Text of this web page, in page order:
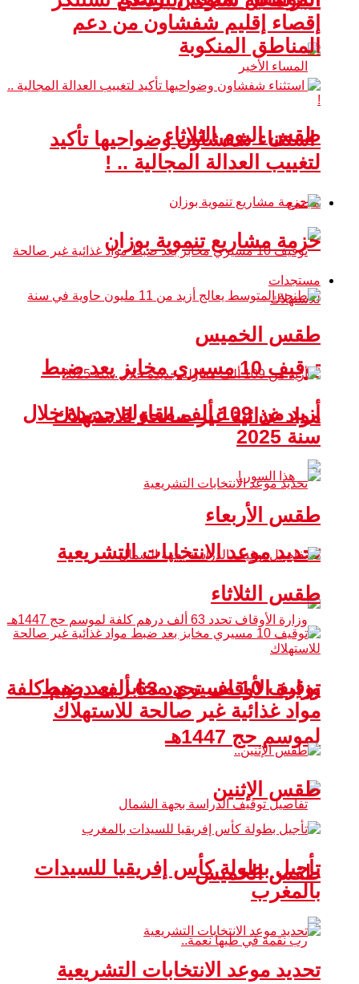
طقس اليوم الثلاثاء
مجتمع
توقيف 10 مسيري مخابز بعد ضبط
مواد غذائية غير صالحة للاستهلاك
تحديد موعد الانتخابات التشريعية
وزارة الأوقاف تحدد 63 ألف درهم كلفة
لموسم حج 1447هـ
طقس الخميس
إقصاء إقليم شفشاون من دعم
المناطق المنكوبة
استثناء شفشاون وضواحيها تأكيد
لتغييب العدالة المجالية .. !
حزمة مشاريع تنموية بوزان
مستجدات
طقس الخميس
أزيد من 109 ألف مقاولة جديدة خلال
سنة 2025
طقس الأربعاء
طقس الثلاثاء
توقيف 10 مسيري مخابز بعد ضبط
مواد غذائية غير صالحة للاستهلاك
طقس الإثنين
تأجيل بطولة كأس إفريقيا للسيدات
بالمغرب
تحديد موعد الانتخابات التشريعية